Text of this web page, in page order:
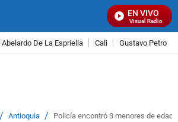
EN VIVO
Señal Visual Radio
De La Espriella Cali Gustavo Petro
/ Antioquia / Policía encontró 3 menores de